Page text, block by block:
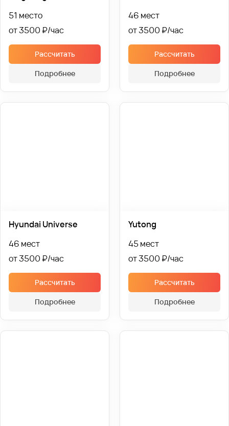
51 место
от 3500 ₽
Рассчитать
Подробнее
46 мест
от 3500 ₽
Рассчитать
Подробнее
Hyundai Universe
46 мест
от 3500 ₽
Рассчитать
Подробнее
Yutong
45 мест
от 3500 ₽
Рассчитать
Подробнее